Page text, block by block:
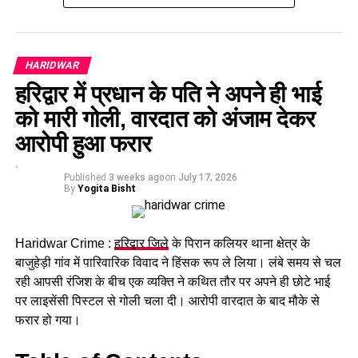
एक महिला समेत तीन आरोपियों को गिरफ्तार किया है। बैंक मैनेजर की
शिकायत पर दर्ज मुकदमे की जांच में पुलिस ने भगवानपुर क्षेत्र में छापेमारी
पुलिस ने 3 आरोपियों को किया गिरफ्तार
आरोपियों के कब्जे से 13 लाख रुपये नकद, एक स्कूटी, 12 लाख रुपये की
प्लॉट रजिस्ट्री, फर्जी आधार कार्ड, डेबिट कार्ड और मोबाइल फोन बरामद
किए गए।
पुलिस जांच में सामने आया कि आरोपियों ने फर्जी आधार कार्ड के जरिए
डेबिट कार्ड
एटीएम कार्ड जारी करवाकर नकदी निकाली। इसी रकम से ज्वेलरी खरीदने,
जमीन खरीदने और अन्य खर्च किए गए।
HARIDWAR
हरिद्वार में प्रधान के पति ने अपने ही भाई
को मारी गोली, वारदात को अंजाम देकर
आरोपी हुआ फरार
Published 3 weeks agoon July 17, 2026
By Yogita Bisht
Haridwar Crime :हरिद्वार जिलेके पिरान कलियर थाना क्षेत्र के
बाजुहेड़ी गांव में पारिवारिक विवाद ने हिंसक रूप ले लिया। लंबे समय से चल
रही आपसी रंजिश के बीच एक व्यक्ति ने कथित तौर पर अपने ही छोटे भाई
पर लाइसेंसी पिस्टल से गोली चला दी। आरोपी वारदात के बाद मौके से
फरार हो गया।